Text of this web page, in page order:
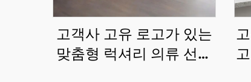
고객사 고유 로고가 있는
맞춤형 럭셔리 의류 선물